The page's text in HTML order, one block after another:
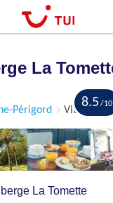
La
Périgord Vitrac
8.5
La Tomette